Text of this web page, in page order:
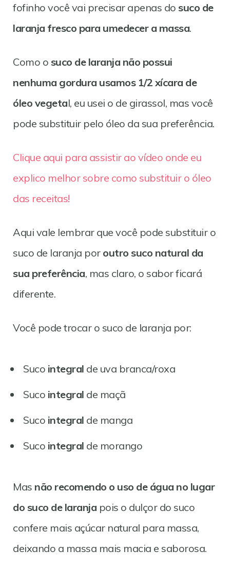
fofinho você vai precisar apenas do suco de
laranja fresco para umedecer a massa.
Como o suco de laranja não possui
nenhuma gordura usamos 1/2 xícara de
óleo vegetal, eu usei o de girassol, mas você
pode substituir pelo óleo da sua preferência.
Clique aqui para assistir ao vídeo onde eu
explico melhor sobre como substituir o óleo
das receitas!
Aqui vale lembrar que você pode substituir o
suco de laranja por outro suco natural da
sua preferência, mas claro, o sabor ficará
diferente.
Você pode trocar o suco de laranja por:
Suco integral de uva branca/roxa
Suco integral de maçã
Suco integral de manga
Suco integral de morango
Mas não recomendo o uso de água no lugar
do suco de laranja pois o dulçor do suco
confere mais açúcar natural para massa,
deixando a massa mais macia e saborosa.